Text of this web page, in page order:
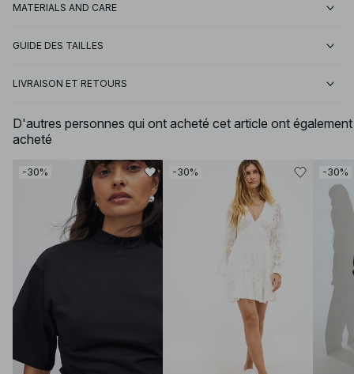
MATERIALS AND CARE
GUIDE DES TAILLES
LIVRAISON ET RETOURS
D'autres personnes qui ont acheté cet article ont également
acheté
-30% -30% -30%